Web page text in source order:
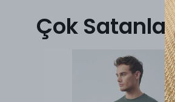
Çok Satanlar